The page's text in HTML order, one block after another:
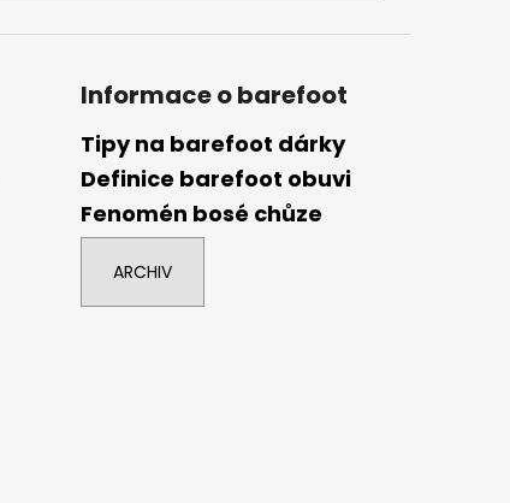
Informace o barefoot
Tipy na barefoot dárky
Definice barefoot obuvi
Fenomén bosé chůze
ARCHIV